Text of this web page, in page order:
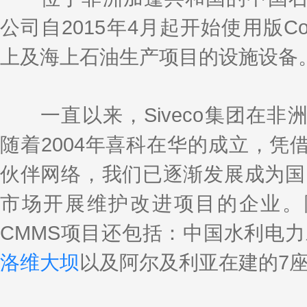
公司自2015年4月起开始使用版
上及海上石油生产项目的设施设备
一直以来，Siveco集团在非洲
随着2004年喜科在华的成立，凭
伙伴网络，我们已逐渐发展成为
市场开展维护改进项目的企业
CMMS项目还包括：中国水利电
洛维大坝 以及阿尔及利亚在建的7
n
b
o